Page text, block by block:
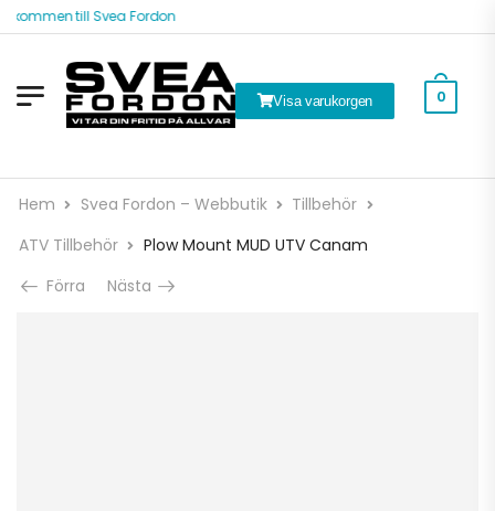
till Svea Fordon
Visa varukorgen 0
Hem Svea Fordon – Webbutik
Tillbehör
ATV Tillbehör
Plow Mount MUD UTV Canam
Förra
Nästa